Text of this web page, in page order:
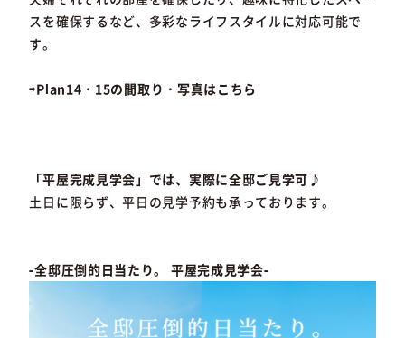
スを確保するなど、多彩なライフスタイルに対応可能で
す。
⇨Plan14・15の間取り・写真はこちら
「平屋完成見学会」では、実際に全邸ご見学可♪
土日に限らず、平日の見学予約も承っております。
-全邸圧倒的日当たり。 平屋完成見学会-